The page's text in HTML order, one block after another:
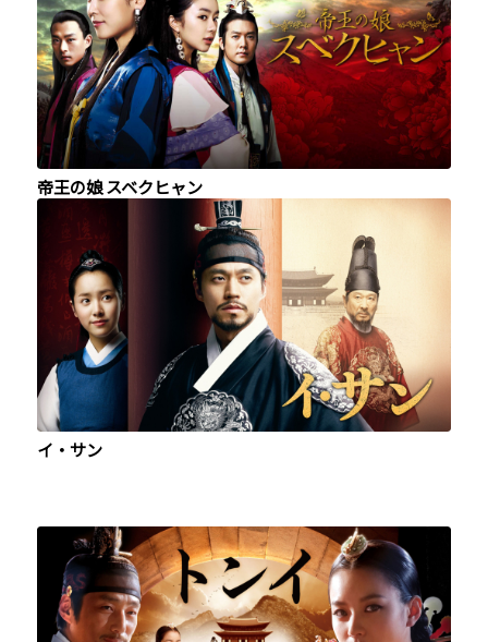
帝王の娘 スベクヒャン
イ・サン